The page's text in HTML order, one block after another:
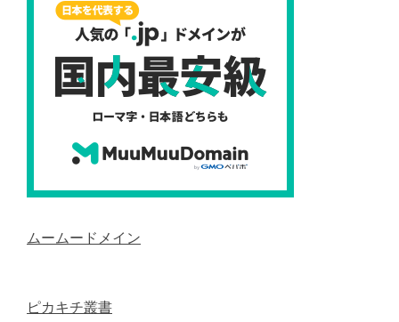
ムームードメイン
ピカキチ叢書